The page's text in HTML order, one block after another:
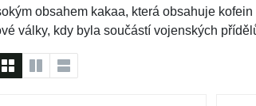
obsahem kakaa, která obsahuje
války, kdy byla součástí vojenských